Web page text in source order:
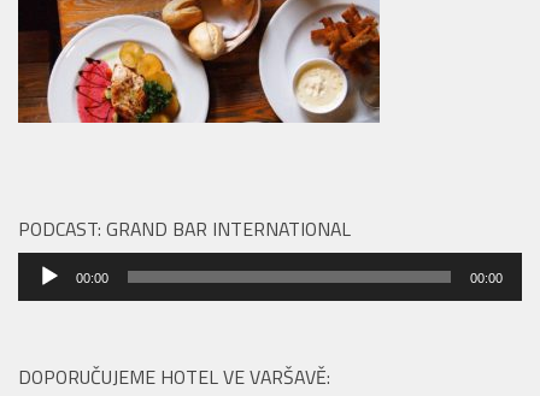
PODCAST: GRAND BAR INTERNATIONAL
Audio
přehrávač
00:00 00:00
DOPORUČUJEME HOTEL VE VARŠAVĚ: